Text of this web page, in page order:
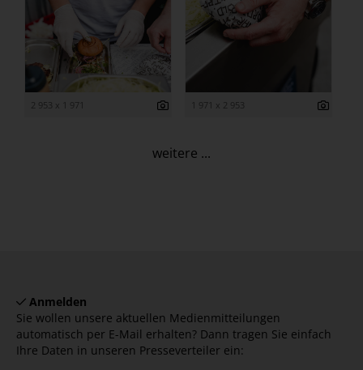
2 953 x 1 971 1 971 x 2 953
weitere ...
Anmelden
Sie wollen unsere aktuellen Medienmitteilungen
automatisch per E-Mail erhalten? Dann tragen Sie einfach
Ihre Daten in unseren Presseverteiler ein: